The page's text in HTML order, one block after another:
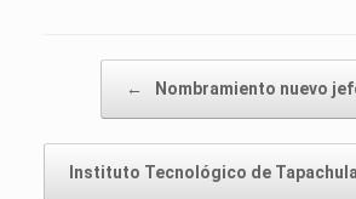
Navegador de
← Nombramiento nuevo
Instituto Tecnológico de